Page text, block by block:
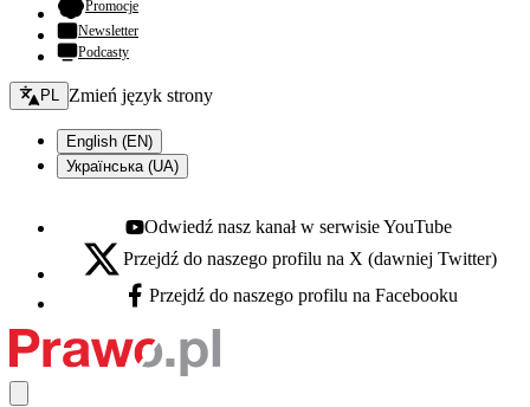
Promocje- otwiera się w nowej karcie
Newsletter
Podcasty
Zmień język - bieżący:
PL Zmień język strony
English (EN)
Українська (UA)
Youtube - otwiera się w nowej karcie
Odwiedź nasz kanał w serwisie YouTube
X - otwiera się w nowej karcie
Przejdź do naszego profilu na X (dawniej Twitter)
Facebook - otwiera się w nowej karcie
Przejdź do naszego profilu na Facebooku